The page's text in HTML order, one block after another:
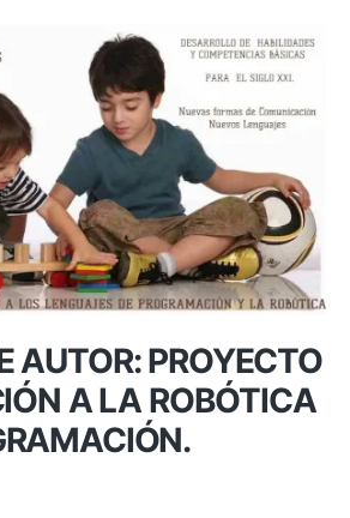
AUTOR: PROYECTO
A LA ROBÓTICA